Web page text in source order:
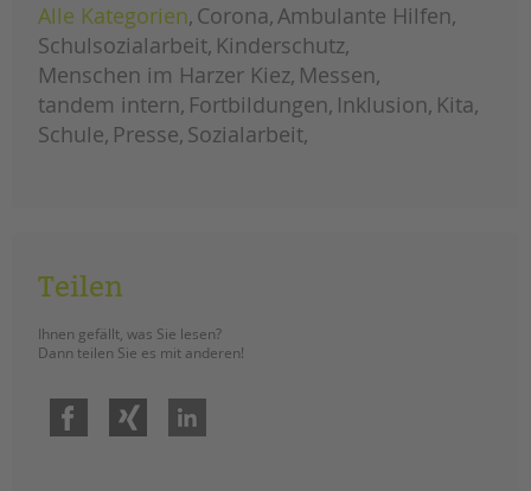
NEWS/BLOG
unkuerzbar
Briefe an Kai
Impressum
Datenschutz
Hinweisgebersystem
Intranet
Alle Kategorien Corona Ambulante Hilfen
Schulsozialarbeit Kinderschutz
Menschen im Harzer Kiez Messen
tandem intern Fortbildungen Inklusion Kita
Schule Presse Sozialarbeit
Teilen
Ihnen gefällt, was Sie lesen?
Dann teilen Sie es mit anderen!
Facebook